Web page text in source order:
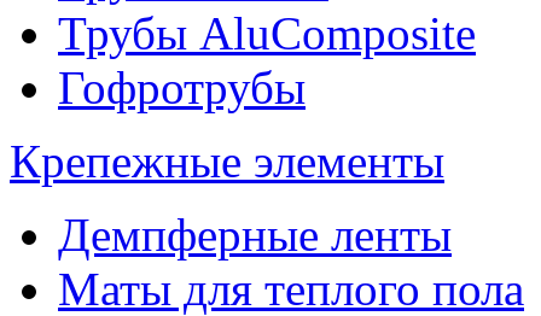
Трубы AluComposite
Гофротрубы
Крепежные элементы
Демпферные ленты
Маты для теплого пола